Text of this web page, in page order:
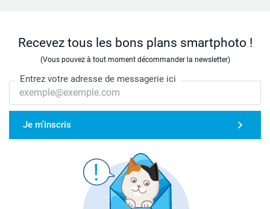
Recevez tous les bons plans smartphoto !
(Vous pouvez à tout moment décommander la newsletter)
Entrez votre adresse de messagerie ici
Je m'inscris